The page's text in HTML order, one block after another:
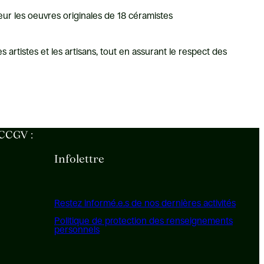
les oeuvres originales de 18 céramistes
artistes et les artisans, tout en assurant le respect des
:
Infolettre
Restez informé.e.s de nos dernières activités
Politique de protection des renseignements
personnels